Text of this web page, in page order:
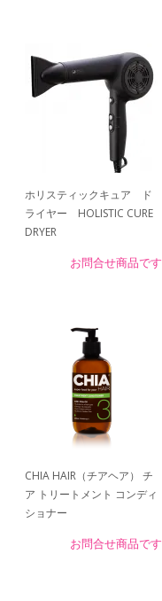
ホリスティックキュア ド
ライヤー HOLISTIC CURE
DRYER
お問合せ商品です
CHIA HAIR（チアヘア） チ
ア トリートメント コンディ
ショナー
お問合せ商品です